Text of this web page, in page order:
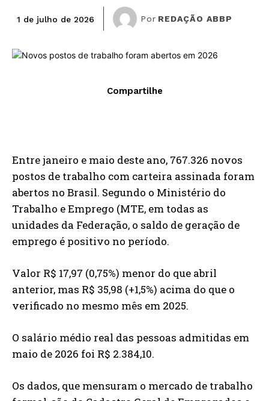
1 de julho de 2026 Por REDAÇÃO ABBP
Compartilhe
Entre janeiro e maio deste ano, 767.326 novos
postos de trabalho com carteira assinada foram
abertos no Brasil. Segundo o Ministério do
Trabalho e Emprego (MTE, em todas as
unidades da Federação, o saldo de geração de
emprego é positivo no período.
Valor R$ 17,97 (0,75%) menor do que abril
anterior, mas R$ 35,98 (+1,5%) acima do que o
verificado no mesmo mês em 2025.
O salário médio real das pessoas admitidas em
maio de 2026 foi R$ 2.384,10.
Os dados, que mensuram o mercado de trabalho